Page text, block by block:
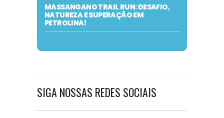
MASSANGANO TRAIL RUN: DESAFIO,
NATUREZA E SUPERAÇÃO EM
PETROLINA!
SIGA NOSSAS REDES SOCIAIS